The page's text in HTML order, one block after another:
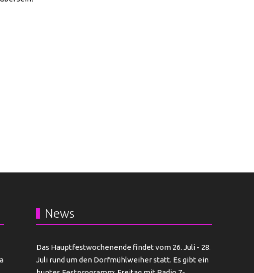
News
Das Hauptfestwochenende findet vom 26. Juli - 28.
Juli rund um den Dorfmühlweiher statt. Es gibt ein